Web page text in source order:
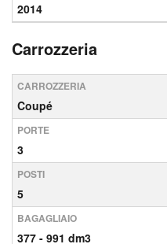
2014
Carrozzeria
CARROZZERIA
Coupé
PORTE
3
POSTI
5
BAGAGLIAIO
377 - 991 dm3